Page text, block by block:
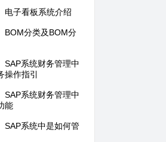
电子看板系统介绍
BOM分类及BOM分
SAP系统财务管理中
操作指引
SAP系统财务管理中
能
SAP系统中是如何管